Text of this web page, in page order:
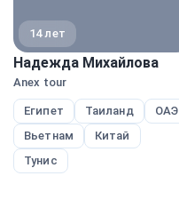
14 лет
Надежда Михайлова
Anex tour
Египет Таиланд
ОАЭ
Вьетнам
Китай
Тунис